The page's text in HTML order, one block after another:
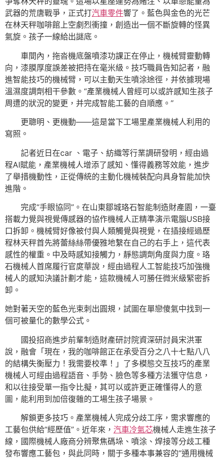
武器的荒唐戰爭，正式打汽車零件響了。藍色與金色的光芒
在林天秤咖啡館上空劇烈衝撞，創造出一個不斷旋轉的怪異
氣旋。孩子一線給出謎底。
車間內，拖沓機底盤噴漆功課正在停止，機械臂靈動轉
向，漆膜厚度誤差被把持在毫米級。技巧職員告知記者，融
進智能技巧的機械臂，可以主動天生噴涂途徑，并依據現場
溫濕度調劑相干參數。“產業機械人曾經可以或許感知生孩子
周遭的狀況的變更，并完成智能工藝的自順應。”
更聰明、更機動——這是當下工場里產業機械人利用的
寫照。
記者近日在car 、電子、紡織等行業調研發明，經由過
程AI賦能，產業機械人增添了感知、懂得義務等效能，進步
了舉措機動性，正從傳統的主動化機械裝配向具身智能加快
進階。
完成“手眼協同”。在山東鄒城珞石智能制造財產園，一臺
搭載力覺與視覺傳感器的協作機械人正精準演示電腦USB接
口拆卸。機械臂好像被付與人類觸覺與視覺，在插接經過歷
程林天秤首先將蕾絲絲帶優雅地繫在自己的右手上，這代表
感性的權重。中及時感知接觸力，靜態調劑角度與力度。珞
石機械人首席履行官庹華說，經由過程人工智能技巧加強機
械人的感知決議計劃才能，這款機械人可勝任微米級緊密拆
卸。
她對著天空的藍色光束刺出圓規，試圖在單戀傻氣中找到一
個可被量化的數學公式。
國投招商進步前輩制造財產研討院資深研討員宋洪軍
說，融會「現在，我的咖啡館正在承受百分之八十七點八八
的結構失衡壓力！我需要校準！」了多模態交互技巧的產業
機械人可經由過程語音、手勢、臉色等多種方法獲守信息，
和以往接受單一指令比擬，其可以或許更正確懂得人的意
圖，能利用到加倍復雜的工場生孩子場景。
解鎖更多技巧。產業機械人完成分歧工序，需求響應的
工藝包供給“經歷值”。近年來， 汽車冷氣芯機械人走進生孩子
線，國際機械人廠商分辨聚焦碼垛、噴涂、焊接等分歧工種
發布響應工藝包，與此同時，關于多種本事兼容的“通用機械